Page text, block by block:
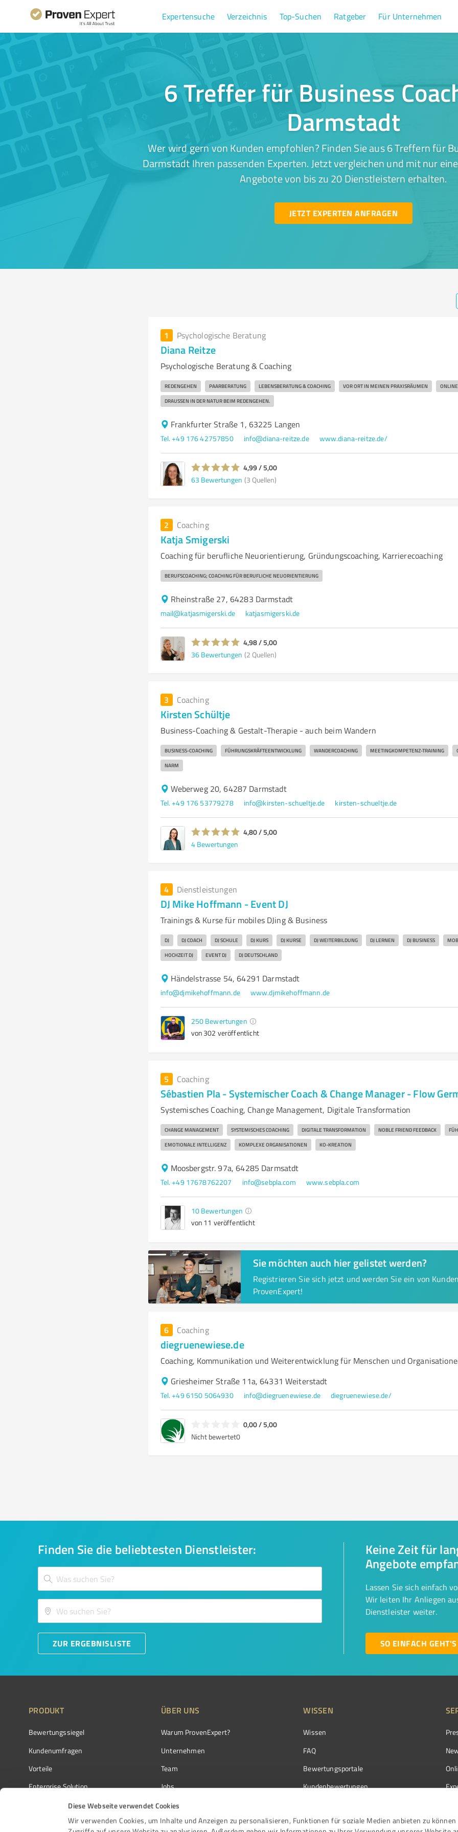
Diese Webseite verwendet Cookies
Wir verwenden Cookies, um Inhalte und Anzeigen zu personalisieren, Funktionen für soziale Medien anbieten zu können
Expertensuche Verzeichnis Top-Suchen Ratgeber Für Unternehmen
6 Treffer für Business
Darmstadt
Wer wird gern von Kunden empfohlen? Finden Sie aus 6 Treffern für
Darmstadt Ihren passenden Experten. Jetzt vergleichen und mit nur
Angebote von bis zu 20 Dienstleistern erhalten.
JETZT EXPERTEN ANFRAGEN
1 Psychologische Beratung
Diana Reitze
Psychologische Beratung & Coaching
REDENGEHEN PAARBERATUNG LEBENSBERATUNG & COACHING VOR ORT IN MEINEN PRAXISRÄUMEN
DRAUSSEN IN DER NATUR BEIM REDENGEHEN.
Frankfurter Straße 1, 63225 Langen
Tel. +49 176 42757850 info@diana-reitze.de www.diana-reitze.de/
4,99 / 5,00
63 Bewertungen (3 Quellen)
2 Coaching
Katja Smigerski
Coaching für berufliche Neuorientierung, Gründungscoaching, Karrierecoaching
BERUFSCOACHING; COACHING FÜR BERUFLICHE NEUORIENTIERUNG
Rheinstraße 27, 64283 Darmstadt
mail@katjasmigerski.de katjasmigerski.de
4,98 / 5,00
36 Bewertungen (2 Quellen)
3 Coaching
Kirsten Schültje
Business-Coaching & Gestalt-Therapie - auch beim Wandern
BUSINESS-COACHING FÜHRUNGSKRÄFTEENTWICKLUNG WANDERCOACHING MEETINGKOMPETENZ-TRAINING
NARM
Weberweg 20, 64287 Darmstadt
Tel. +49 176 53779278 info@kirsten-schueltje.de kirsten-schueltje.de
4,80 / 5,00
4 Bewertungen
4 Dienstleistungen
DJ Mike Hoffmann - Event DJ
Trainings & Kurse für mobiles DJing & Business
DJ DJ COACH DJ SCHULE DJ KURS DJ KURSE DJ WEITERBILDUNG DJ LERNEN DJ BUSINESS
HOCHZEIT DJ EVENT DJ DJ DEUTSCHLAND
Händelstrasse 54, 64291 Darmstadt
info@djmikehoffmann.de www.djmikehoffmann.de
250 Bewertungen
von 302 veröffentlicht
5 Coaching
Sébastien Pla - Systemischer Coach & Change Manager - Flow
Systemisches Coaching, Change Management, Digitale Transformation
CHANGE MANAGEMENT SYSTEMISCHES COACHING DIGITALE TRANSFORMATION NOBLE FRIEND FEEDBACK
EMOTIONALE INTELLIGENZ KOMPLEXE ORGANISATIONEN KO-KREATION
Moosbergstr. 97a, 64285 Darmsatdt
Tel. +49 17678762207 info@sebpla.com www.sebpla.com
10 Bewertungen
von 11 veröffentlicht
Sie möchten auch hier gelistet werden?
Registrieren Sie sich jetzt und werden Sie ein von
ProvenExpert!
6 Coaching
diegruenewiese.de
Coaching, Kommunikation und Weiterentwicklung für Menschen und
Griesheimer Straße 11a, 64331 Weiterstadt
Tel. +49 6150 5064930 info@diegruenewiese.de diegruenewiese.de/
0,00 / 5,00
Nicht bewertet0
Finden Sie die beliebtesten Dienstleister:
ZUR ERGEBNISLISTE
Keine Zeit für
Angebote
Lassen Sie sich einfach
Wir leiten Ihr Anliegen
Dienstleister weiter.
SO EINFACH GEHT'S
PRODUKT
Bewertungssiegel
Kundenumfragen
Vorteile
Enterprise Solution
Partnerprogramm
Auszeichnungen
ÜBER UNS
Warum ProvenExpert?
Unternehmen
Team
Jobs
Kundenstimmen
Kontakt
WISSEN
Wissen
FAQ
Bewertungsportale
Kundenbewertungen
Bewertungs­richtlinien